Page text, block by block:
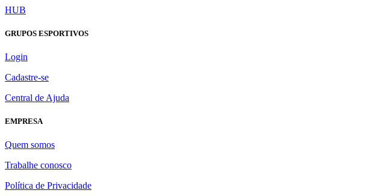
HUB
GRUPOS ESPORTIVOS
Login
Cadastre-se
Central de Ajuda
EMPRESA
Quem somos
Trabalhe conosco
Política de Privacidade